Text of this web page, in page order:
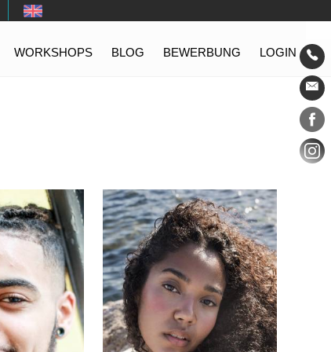
WORKSHOPS BLOG BEWERBUNG LOGIN